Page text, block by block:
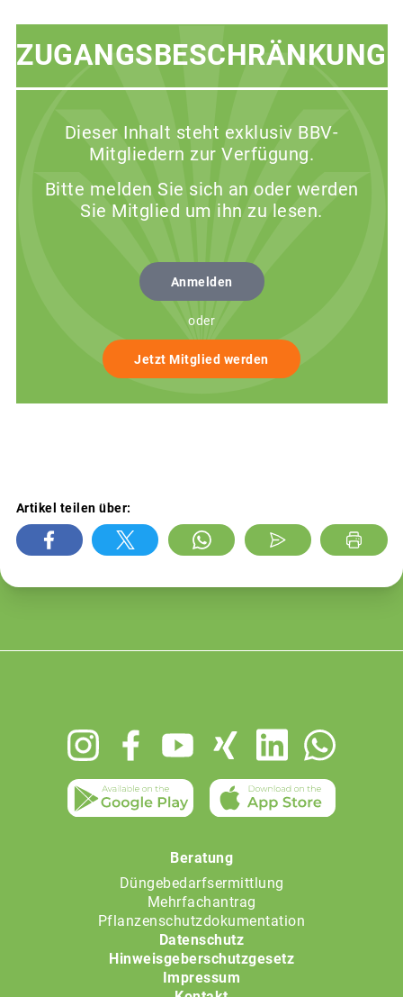
ZUGANGSBESCHRÄNKUNG
Dieser Inhalt steht exklusiv BBV-
Mitgliedern zur Verfügung.
Bitte melden Sie sich an oder werden
Sie Mitglied um ihn zu lesen.
Anmelden
oder
Jetzt Mitglied werden
Artikel teilen über:
Beratung
Düngebedarfsermittlung
Mehrfachantrag
Pflanzenschutzdokumentation
Datenschutz
Hinweisgeberschutzgesetz
Impressum